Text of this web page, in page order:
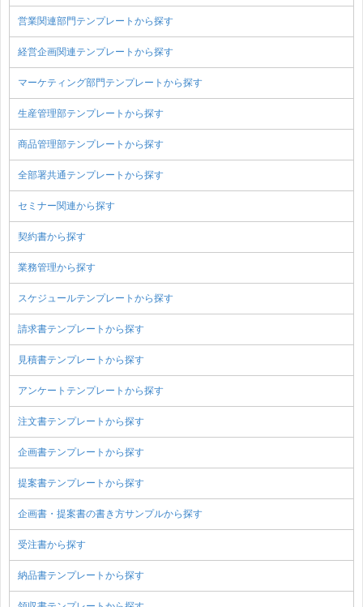
営業関連部門テンプレートから探す
経営企画関連テンプレートから探す
マーケティング部門テンプレートから探す
生産管理部テンプレートから探す
商品管理部テンプレートから探す
全部署共通テンプレートから探す
セミナー関連から探す
契約書から探す
業務管理から探す
スケジュールテンプレートから探す
請求書テンプレートから探す
見積書テンプレートから探す
アンケートテンプレートから探す
注文書テンプレートから探す
企画書テンプレートから探す
提案書テンプレートから探す
企画書・提案書の書き方サンプルから探す
受注書から探す
納品書テンプレートから探す